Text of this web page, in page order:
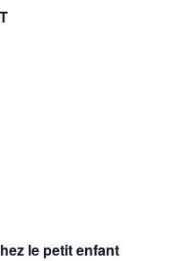
le petit enfant